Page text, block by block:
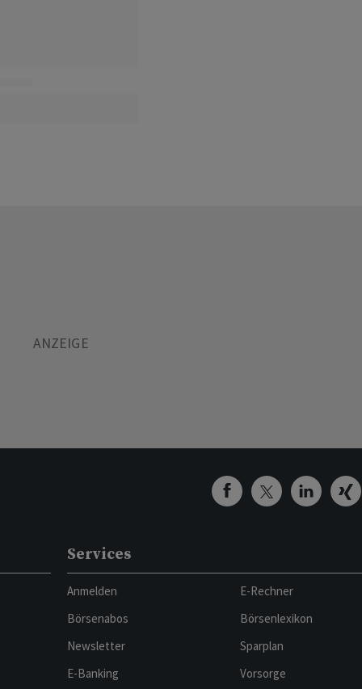
Services
Anmelden
Börsenabos
Newsletter
E-Banking
E-Rechner
Börsenlexikon
Sparplan
Vorsorge